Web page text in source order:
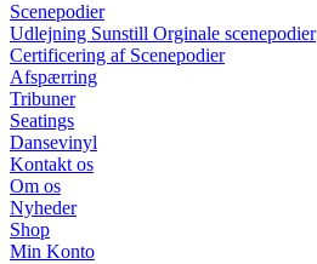
Scenepodier
Udlejning Sunstill Orginale scenepodier
Certificering af Scenepodier
Afspærring
Tribuner
Seatings
Dansevinyl
Kontakt os
Om os
Nyheder
Shop
Min Konto